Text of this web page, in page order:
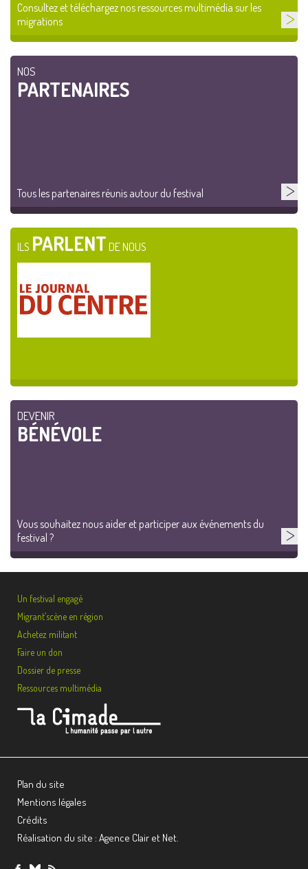
Consultez et téléchargez nos ressources multimédia sur les
migrations
NOS
PARTENAIRES
Tous les partenaires réunis autour du festival
ILS PARLENT DE NOUS
DEVENIR
BÉNÉVOLE
Vous souhaitez nous aider et participer aux événements du
festival ?
Un festival engagé
Migrant’scène en région
Achetez militant
Faire un don
Dossier de presse
Ressources multimédia
Plan du site
Mentions légales
Crédits
Réalisation du site : Agence Clair et Net.